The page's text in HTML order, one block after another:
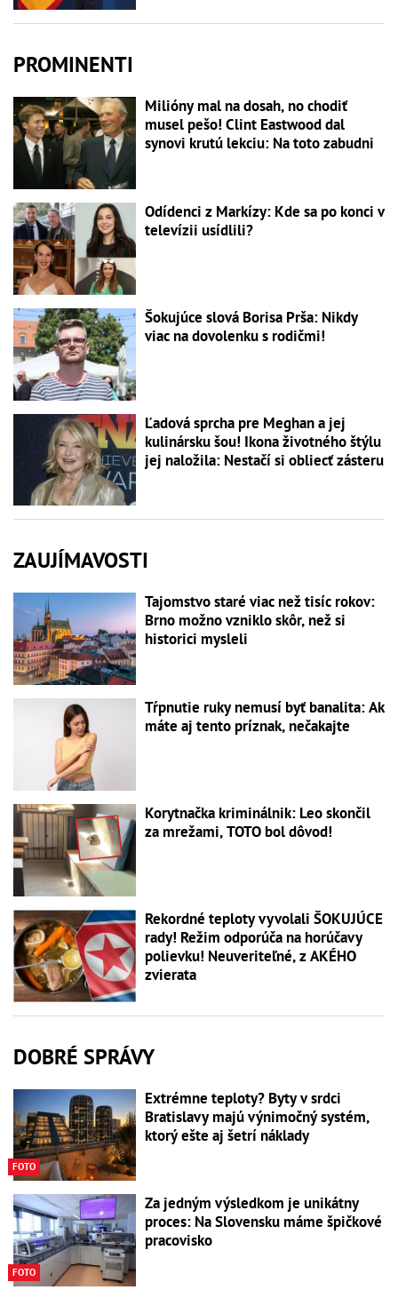
PROMINENTI
Milióny mal na dosah, no chodiť
musel pešo! Clint Eastwood dal
synovi krutú lekciu: Na toto zabudni
Odídenci z Markízy: Kde sa po konci v
televízii usídlili?
Šokujúce slová Borisa Prša: Nikdy
viac na dovolenku s rodičmi!
Ľadová sprcha pre Meghan a jej
kulinársku šou! Ikona životného štýlu
jej naložila: Nestačí si obliecť zásteru
ZAUJÍMAVOSTI
Tajomstvo staré viac než tisíc rokov:
Brno možno vzniklo skôr, než si
historici mysleli
Tŕpnutie ruky nemusí byť banalita: Ak
máte aj tento príznak, nečakajte
Korytnačka kriminálnik: Leo skončil
za mrežami, TOTO bol dôvod!
Rekordné teploty vyvolali ŠOKUJÚCE
rady! Režim odporúča na horúčavy
polievku! Neuveriteľné, z AKÉHO
zvierata
DOBRÉ SPRÁVY
FOTO
Extrémne teploty? Byty v srdci
Bratislavy majú výnimočný systém,
ktorý ešte aj šetrí náklady
FOTO
Za jedným výsledkom je unikátny
proces: Na Slovensku máme špičkové
pracovisko